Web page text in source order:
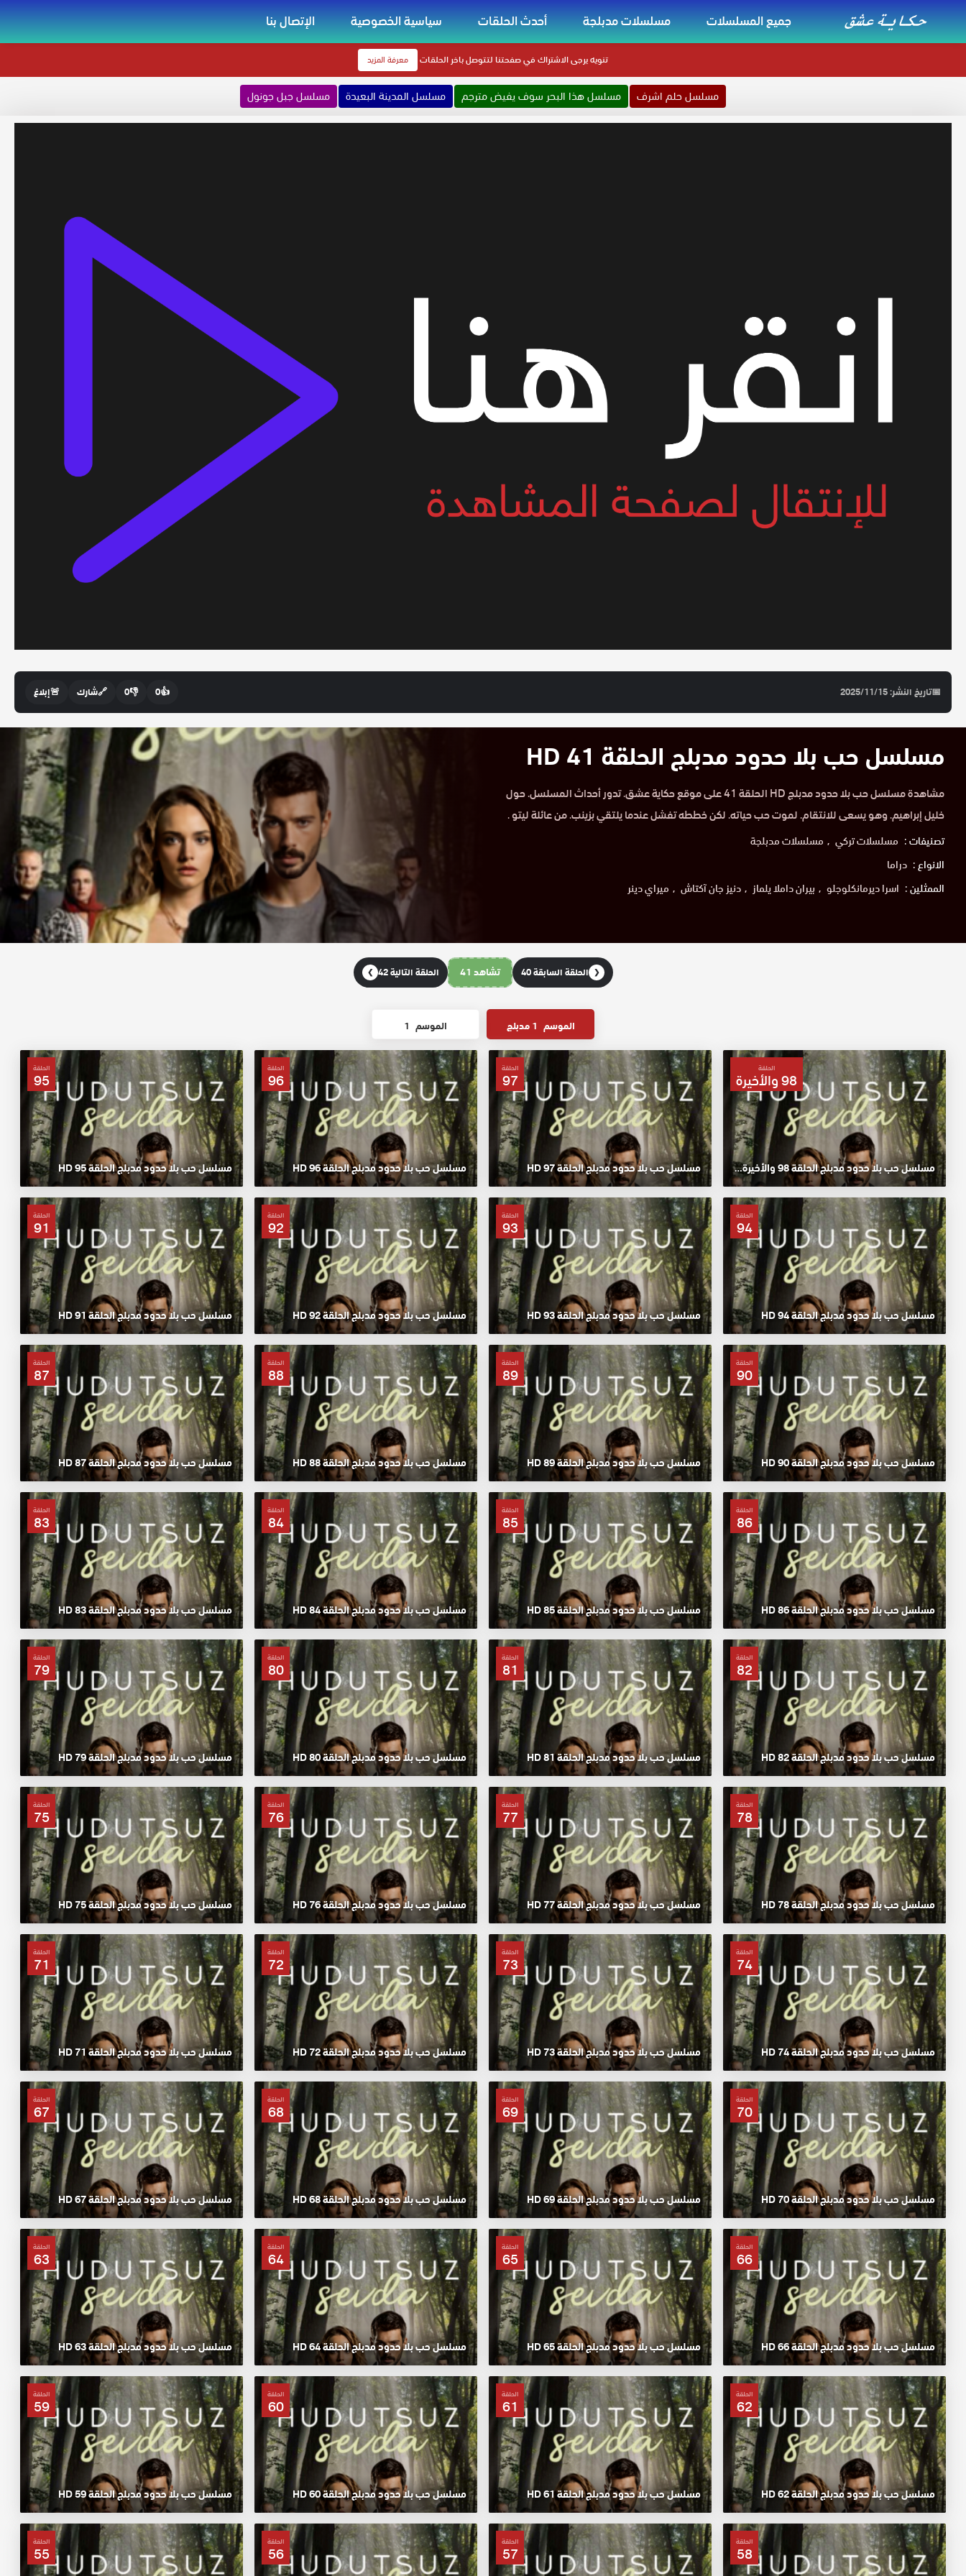
جميع المسلسلات مسلسلات مدبلجة أحدث الحلقات سياسية الخصوصية الإتصال بنا
تنويهيرجى الاشتراك في صفحتنا لتتوصل باخر الحلقات معرفة المزيد
مسلسل حلم اشرف مسلسل هذا البحر سوف يفيض مترجم مسلسل المدينة البعيدة مسلسل جبل جونول
📅تاريخ النشر: 2025/11/15 👍
0
👎
0
🔗شارك 🚨إبلاغ
مسلسل حب بلا حدود مدبلج الحلقة 41 HD
مشاهدة مسلسل حب بلا حدود مدبلج HD الحلقة 41 على موقع حكاية عشق. تدور أحداث المسلسل. حول
خليل إبراهيم. وهو يسعى للانتقام. لموت حب حياته. لكن خططه تفشل عندما يلتقي بزينب. من عائلة ليتو .
تصنيفات : مسلسلات تركي
مسلسلات مدبلجة
الانواع : دراما
الممثلين : اسرا ديرمانكلوجلو بيران داملا يلماز دنيز جان آكتاش ميراي دينر
❮ الحلقة السابقة 40 تشاهد 41 الحلقة التالية 42 ❯
الموسم 1 مدبلج الموسم 1
الحلقة
98 والأخيرة
مسلسل حب بلا حدود مدبلج الحلقة 98 والأخيرة HD
الحلقة
97
مسلسل حب بلا حدود مدبلج الحلقة 97 HD
الحلقة
96
مسلسل حب بلا حدود مدبلج الحلقة 96 HD
الحلقة
95
مسلسل حب بلا حدود مدبلج الحلقة 95 HD
الحلقة
94
مسلسل حب بلا حدود مدبلج الحلقة 94 HD
الحلقة
93
مسلسل حب بلا حدود مدبلج الحلقة 93 HD
الحلقة
92
مسلسل حب بلا حدود مدبلج الحلقة 92 HD
الحلقة
91
مسلسل حب بلا حدود مدبلج الحلقة 91 HD
الحلقة
90
مسلسل حب بلا حدود مدبلج الحلقة 90 HD
الحلقة
89
مسلسل حب بلا حدود مدبلج الحلقة 89 HD
الحلقة
88
مسلسل حب بلا حدود مدبلج الحلقة 88 HD
الحلقة
87
مسلسل حب بلا حدود مدبلج الحلقة 87 HD
الحلقة
86
مسلسل حب بلا حدود مدبلج الحلقة 86 HD
الحلقة
85
مسلسل حب بلا حدود مدبلج الحلقة 85 HD
الحلقة
84
مسلسل حب بلا حدود مدبلج الحلقة 84 HD
الحلقة
83
مسلسل حب بلا حدود مدبلج الحلقة 83 HD
الحلقة
82
مسلسل حب بلا حدود مدبلج الحلقة 82 HD
الحلقة
81
مسلسل حب بلا حدود مدبلج الحلقة 81 HD
الحلقة
80
مسلسل حب بلا حدود مدبلج الحلقة 80 HD
الحلقة
79
مسلسل حب بلا حدود مدبلج الحلقة 79 HD
الحلقة
78
مسلسل حب بلا حدود مدبلج الحلقة 78 HD
الحلقة
77
مسلسل حب بلا حدود مدبلج الحلقة 77 HD
الحلقة
76
مسلسل حب بلا حدود مدبلج الحلقة 76 HD
الحلقة
75
مسلسل حب بلا حدود مدبلج الحلقة 75 HD
الحلقة
74
مسلسل حب بلا حدود مدبلج الحلقة 74 HD
الحلقة
73
مسلسل حب بلا حدود مدبلج الحلقة 73 HD
الحلقة
72
مسلسل حب بلا حدود مدبلج الحلقة 72 HD
الحلقة
71
مسلسل حب بلا حدود مدبلج الحلقة 71 HD
الحلقة
70
مسلسل حب بلا حدود مدبلج الحلقة 70 HD
الحلقة
69
مسلسل حب بلا حدود مدبلج الحلقة 69 HD
الحلقة
68
مسلسل حب بلا حدود مدبلج الحلقة 68 HD
الحلقة
67
مسلسل حب بلا حدود مدبلج الحلقة 67 HD
الحلقة
66
مسلسل حب بلا حدود مدبلج الحلقة 66 HD
الحلقة
65
مسلسل حب بلا حدود مدبلج الحلقة 65 HD
الحلقة
64
مسلسل حب بلا حدود مدبلج الحلقة 64 HD
الحلقة
63
مسلسل حب بلا حدود مدبلج الحلقة 63 HD
الحلقة
62
مسلسل حب بلا حدود مدبلج الحلقة 62 HD
الحلقة
61
مسلسل حب بلا حدود مدبلج الحلقة 61 HD
الحلقة
60
مسلسل حب بلا حدود مدبلج الحلقة 60 HD
الحلقة
59
مسلسل حب بلا حدود مدبلج الحلقة 59 HD
الحلقة
58
الحلقة
57
الحلقة
56
الحلقة
55